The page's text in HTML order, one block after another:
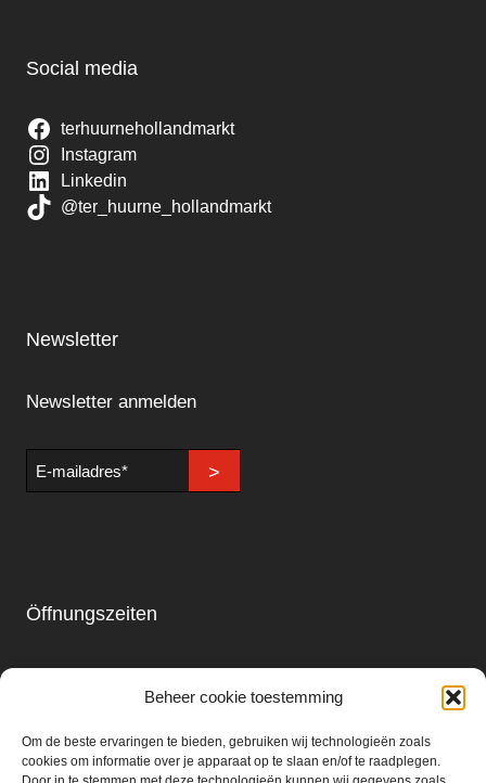
Beheer cookie toestemming
Om de beste ervaringen te bieden, gebruiken wij technologieën zoals
cookies om informatie over je apparaat op te slaan en/of te raadplegen.
Social media
terhuurnehollandmarkt
Instagram
Linkedin
@ter_huurne_hollandmarkt
Newsletter
Newsletter anmelden
E-
mailadres
>
Öffnungszeiten
Montag - Sonntag
09.00 - 18.00